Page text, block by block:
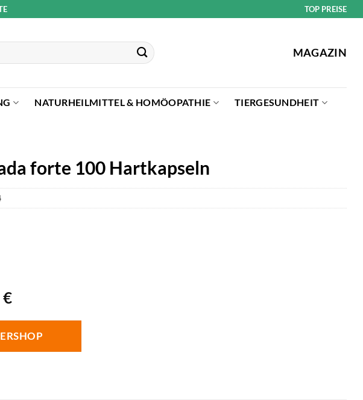
TOP PREISE
MAGAZIN
NATURHEILMITTEL & HOMÖOPATHIE TIERGESUNDHEIT
forte 100 Hartkapseln
€Aktueller
ist:
40,99 €.